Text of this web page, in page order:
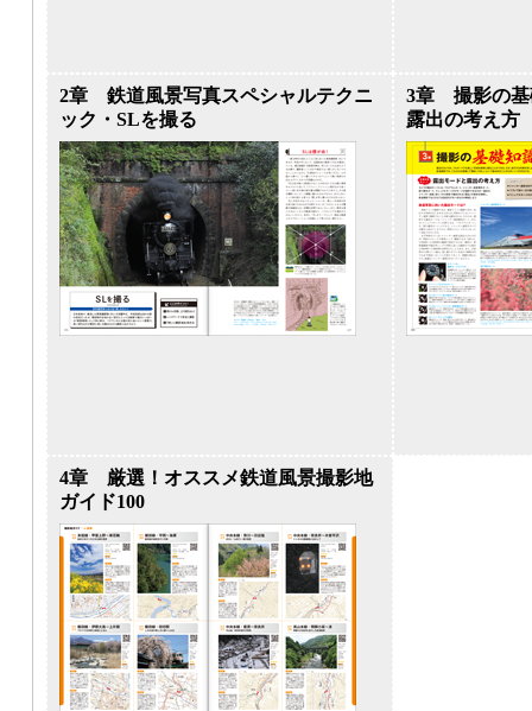
2章 鉄道風景写真スペシャルテクニ
ック・SLを撮る
3章 撮影の基
露出の考え方
4章 厳選！オススメ鉄道風景撮影地
ガイド100